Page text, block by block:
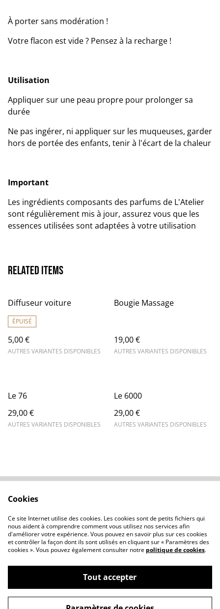
À porter sans modération !
Votre flacon est vide ? Pensez à la recharge !
Utilisation
Appliquer sur une peau propre pour prolonger sa
durée
Ne pas ingérer, ni appliquer sur les muqueuses, garder
hors de portée des enfants, tenir à l'écart de la chaleur
Important
Les ingrédients composants des parfums de L'Atelier
sont régulièrement mis à jour, assurez vous que les
essences utilisées sont adaptées à votre utilisation
Related items
Diffuseur voiture
ÉPUISÉ
5,00 €
AUTRES VARIANTES DISPONIBLES
Bougie Massage
19,00 €
AUTRES VARIANTES DISPONIBLES
Le 76
29,00 €
AUTRES VARIANTES DISPONIBLES
Le 6000
29,00 €
AUTRES VARIANTES DISPONIBLES
Politique de
confidentialité
Politique de cookies
©2026Atelier du Nez
Cookies
Ce site Internet utilise des cookies. Les cookies sont de petits fichiers qui
nous aident à comprendre comment vous utilisez nos services afin
d'améliorer votre expérience. Vous pouvez en savoir plus sur ces cookies
et contrôler la façon dont ils sont utilisés en cliquant sur « Paramètres des
cookies ». Vous pouvez également consulter notre politique de cookies.
Tout accepter